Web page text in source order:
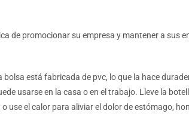
de promocionar su empresa y mantener a sus
está fabricada de pvc, lo que la hace
usarse en la casa o en el trabajo. Lleve la
use el calor para aliviar el dolor de estómago,